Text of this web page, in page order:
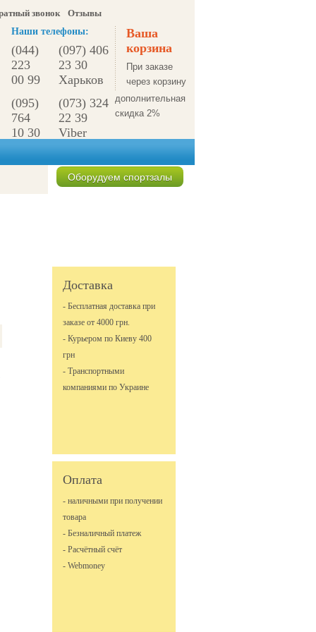
звонок
Отзывы
Наши телефоны:
Ваша
корзина
При заказе
через корзину
дополнительная
скидка 2%
(044)
223
00 99
(097) 406
23 30
Харьков
(095)
764
10 30
(073) 324
22 39
Viber
Оборудуем спортзалы
Доставка
- Бесплатная доставка при
заказе от 4000 грн.
- Курьером по Киеву 400
грн
- Транспортными
компаниями по Украине
Оплата
- наличными при получении
товара
- Безналичный платеж
- Расчётный счёт
- Webmoney